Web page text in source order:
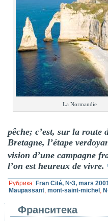
La Normandie
pêche; c’est, sur la
Bretagne, l’étape
vision d’une campagne
l’on est heureux de vivre.
Рубрика: Fran Cité, №3, mars
Maupassant,mont-saint-michel ,
Франситека